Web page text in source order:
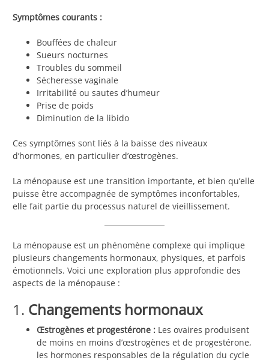
Symptômes courants :
Bouffées de chaleur
Sueurs nocturnes
Troubles du sommeil
Sécheresse vaginale
Irritabilité ou sautes d’humeur
Prise de poids
Diminution de la libido
Ces symptômes sont liés à la baisse des niveaux
d’hormones, en particulier d’œstrogènes.
La ménopause est une transition importante, et bien qu’elle
puisse être accompagnée de symptômes inconfortables,
elle fait partie du processus naturel de vieillissement.
La ménopause est un phénomène complexe qui implique
plusieurs changements hormonaux, physiques, et parfois
émotionnels. Voici une exploration plus approfondie des
aspects de la ménopause :
1. Changements hormonaux
Œstrogènes et progestérone : Les ovaires produisent
de moins en moins d’œstrogènes et de progestérone,
les hormones responsables de la régulation du cycle